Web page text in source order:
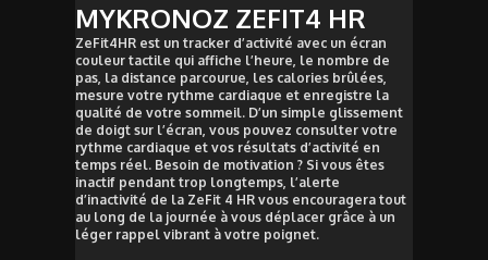
MYKRONOZ ZEFIT4 HR
ZeFit4HR est un tracker d’activité avec un écran
couleur tactile qui affiche l’heure, le nombre de
pas, la distance parcourue, les calories brûlées,
mesure votre rythme cardiaque et enregistre la
qualité de votre sommeil. D’un simple glissement
de doigt sur l’écran, vous pouvez consulter votre
rythme cardiaque et vos résultats d’activité en
temps réel. Besoin de motivation ? Si vous êtes
inactif pendant trop longtemps, l’alerte
d’inactivité de la ZeFit 4 HR vous encouragera tout
au long de la journée à vous déplacer grâce à un
léger rappel vibrant à votre poignet.